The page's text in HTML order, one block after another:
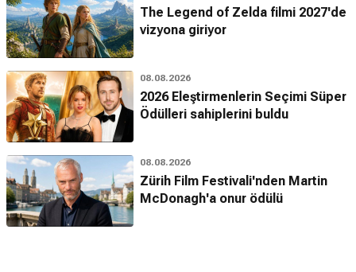
The Legend of Zelda filmi 2027'de
vizyona giriyor
08.08.2026
2026 Eleştirmenlerin Seçimi Süper
Ödülleri sahiplerini buldu
08.08.2026
Zürih Film Festivali'nden Martin
McDonagh'a onur ödülü